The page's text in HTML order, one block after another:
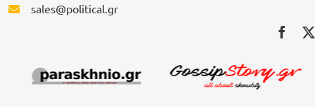
sales@political.gr